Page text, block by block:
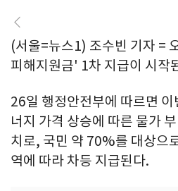
(서울=뉴스1) 조수빈 기자 =
피해지원금' 1차 지급이 시작
26일 행정안전부에 따르면 이
너지 가격 상승에 따른 물가
치로, 국민 약 70%를 대상으
역에 따라 차등 지급된다.